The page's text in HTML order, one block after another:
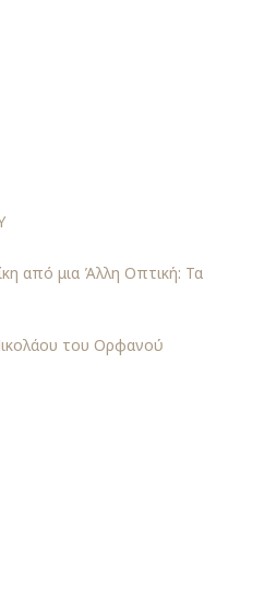
από μια Άλλη Οπτική: Τα
του Ορφανού